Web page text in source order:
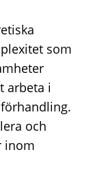
som
arbeta i
och
inom